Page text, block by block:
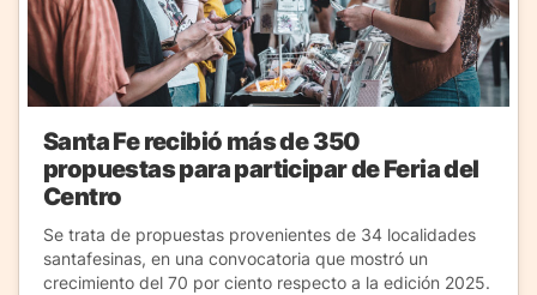
Santa Fe recibió más de 350
propuestas para participar de Feria del
Centro
Se trata de propuestas provenientes de 34 localidades
santafesinas, en una convocatoria que mostró un
crecimiento del 70 por ciento respecto a la edición 2025.